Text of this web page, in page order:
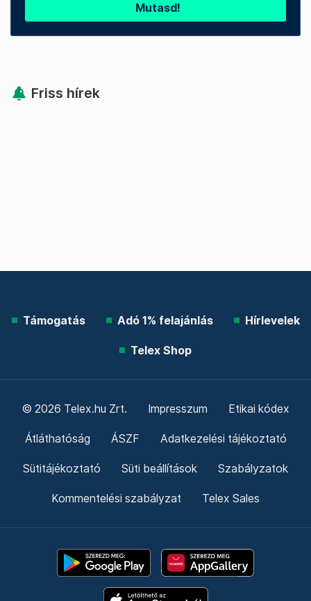
Mutasd!
Friss hírek
Támogatás Adó 1% felajánlás Hírlevelek
Telex Shop
© 2026 Telex.hu Zrt. Impresszum Etikai kódex
Átláthatóság ÁSZF Adatkezelési tájékoztató
Sütitájékoztató Süti beállítások Szabályzatok
Kommentelési szabályzat Telex Sales